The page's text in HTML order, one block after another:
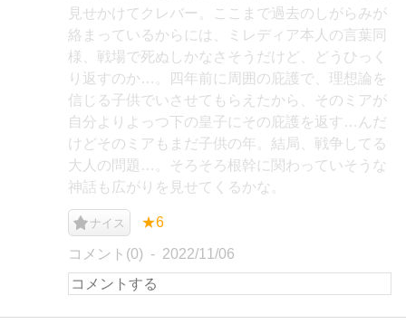
見せかけてクレバー。ここまで過去のしがらみが
絡まっているからには、ミレディア本人の言葉同
様、戦場で死ぬしかなさそうだけど、どうひっく
り返すのか…。四年前に周囲の庇護で、理想論を
信じる子供でいさせてもらえたから、そのミアが
自分よりよっつ下の皇子にその庇護を返す…んだ
けどそのミアもまだ子供の年。結局、戦争してる
大人の問題…。そろそろ根幹に関わっていそうな
神話も広がりを見せてくるかな。
ナイス ★6
コメント(0) 2022/11/06